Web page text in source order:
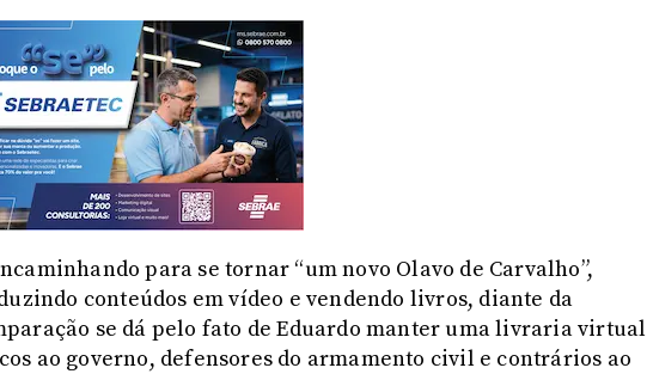
para se tornar “um novo Olavo de Carvalho”,
conteúdos em vídeo e vendendo livros, diante da
se dá pelo fato de Eduardo manter uma livraria virtual
ao governo, defensores do armamento civil e contrários ao